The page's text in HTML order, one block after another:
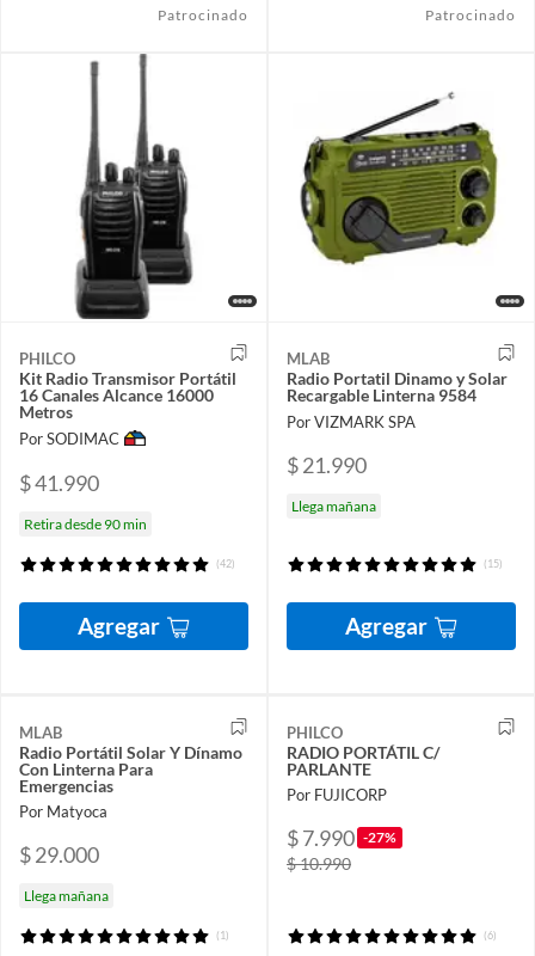
Patrocinado Patrocinado
PHILCO
Kit Radio Transmisor Portátil
16 Canales Alcance 16000
Metros
Por SODIMAC
$ 41.990
Retira desde 90 min
(42)
Agregar
MLAB
Radio Portatil Dinamo y Solar
Recargable Linterna 9584
Por VIZMARK SPA
$ 21.990
Llega mañana
(15)
Agregar
MLAB
Radio Portátil Solar Y Dínamo
Con Linterna Para
Emergencias
Por Matyoca
$ 29.000
Llega mañana
(1)
PHILCO
RADIO PORTÁTIL C/
PARLANTE
Por FUJICORP
$ 7.990 -27%
$ 10.990
(6)